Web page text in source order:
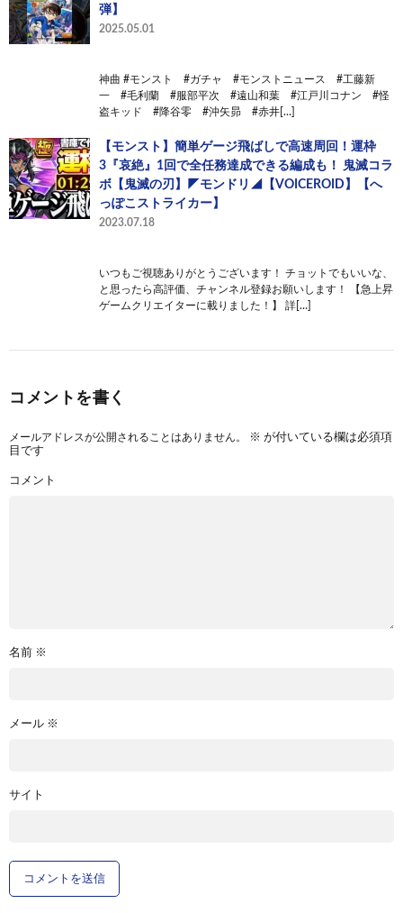
弾】
2025.05.01
神曲 #モンスト #ガチャ #モンストニュース #工藤新
一 #毛利蘭 #服部平次 #遠山和葉 #江戸川コナン #怪
盗キッド #降谷零 #沖矢昴 #赤井[…]
【モンスト】簡単ゲージ飛ばしで高速周回！運枠
3『哀絶』1回で全任務達成できる編成も！ 鬼滅コラ
ボ【鬼滅の刃】◤モンドリ◢【VOICEROID】【へ
っぽこストライカー】
2023.07.18
いつもご視聴ありがとうございます！ チョットでもいいな、
と思ったら高評価、チャンネル登録お願いします！ 【急上昇
ゲームクリエイターに載りました！】 詳[…]
コメントを書く
メールアドレスが公開されることはありません。 ※ が付いている欄は必須項
目です
コメント
名前 ※
メール ※
サイト